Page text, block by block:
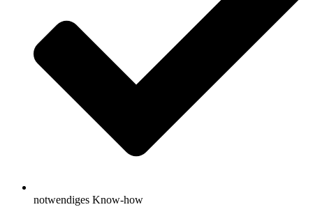
notwendiges Know-how